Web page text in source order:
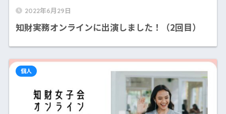
2022年6月29日
知財実務オンラインに出演しました！（2回目）
個人